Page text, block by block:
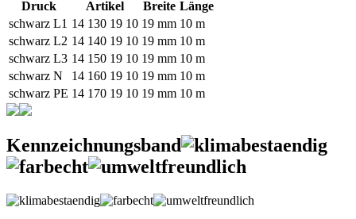
Druck Artikel Breite Länge
schwarz L1 14 130 19 10 19 mm 10 m
schwarz L2 14 140 19 10 19 mm 10 m
schwarz L3 14 150 19 10 19 mm 10 m
schwarz N
14 160 19 10 19 mm 10 m
schwarz PE 14 170 19 10 19 mm 10 m
Kennzeichnungsband